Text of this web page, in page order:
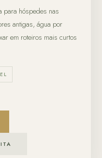
para hóspedes nas
antigas, água por
em roteiros mais curtos